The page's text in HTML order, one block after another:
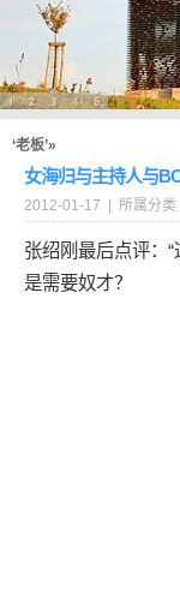
‘老板’»
女海归与主持人与
2012-01-17 | 所属分类
张绍刚最后点评：
是需要奴才？